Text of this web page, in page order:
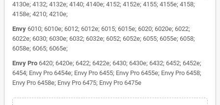
4130e; 4132; 4132e; 4140; 4140e; 4152; 4152e; 4155; 4155e; 4158;
4158e; 4210; 4210e;
Envy 6010; 6010e; 6012; 6012e; 6015; 6015e; 6020; 6020e; 6022;
6022e; 6030; 6030e; 6032; 6032e; 6052; 6052e; 6055; 6055e; 6058;
6058e; 6065; 6065e;
Envy Pro 6420; 6420e; 6422; 6422e; 6430; 6430e; 6432; 6452; 6452e;
6454; Envy Pro 6454e; Envy Pro 6455; Envy Pro 6455e; Envy Pro 6458;
Envy Pro 6458e; Envy Pro 6475; Envy Pro 6475e